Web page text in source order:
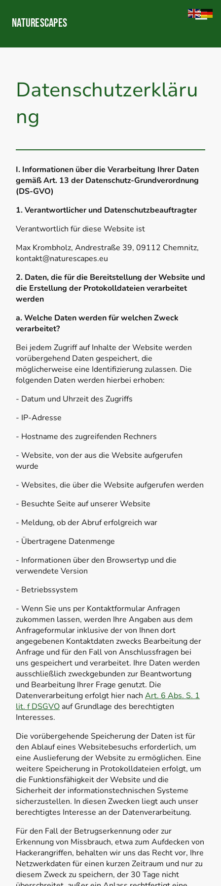
NATURESCAPES
Datenschutzerkläru
ng
I. Informationen über die Verarbeitung Ihrer Daten
gemäß Art. 13 der Datenschutz-Grundverordnung
(DS-GVO)
1. Verantwortlicher und Datenschutzbeauftragter
Verantwortlich für diese Website ist
Max Krombholz, Andrestraße 39, 09112 Chemnitz,
kontakt@naturescapes.eu
2. Daten, die für die Bereitstellung der Website und
die Erstellung der Protokolldateien verarbeitet
werden
a. Welche Daten werden für welchen Zweck
verarbeitet?
Bei jedem Zugriff auf Inhalte der Website werden
vorübergehend Daten gespeichert, die
möglicherweise eine Identifizierung zulassen. Die
folgenden Daten werden hierbei erhoben:
- Datum und Uhrzeit des Zugriffs
- IP-Adresse
- Hostname des zugreifenden Rechners
- Website, von der aus die Website aufgerufen
wurde
- Websites, die über die Website aufgerufen werden
- Besuchte Seite auf unserer Website
- Meldung, ob der Abruf erfolgreich war
- Übertragene Datenmenge
- Informationen über den Browsertyp und die
verwendete Version
- Betriebssystem
- Wenn Sie uns per Kontaktformular Anfragen
zukommen lassen, werden Ihre Angaben aus dem
Anfrageformular inklusive der von Ihnen dort
angegebenen Kontaktdaten zwecks Bearbeitung der
Anfrage und für den Fall von Anschlussfragen bei
uns gespeichert und verarbeitet. Ihre Daten werden
ausschließlich zweckgebunden zur Beantwortung
und Bearbeitung Ihrer Frage genutzt. Die
Datenverarbeitung erfolgt hier nach Art. 6 Abs. S. 1
lit. f DSGVO auf Grundlage des berechtigten
Interesses.
Die vorübergehende Speicherung der Daten ist für
den Ablauf eines Websitebesuchs erforderlich, um
eine Auslieferung der Website zu ermöglichen. Eine
weitere Speicherung in Protokolldateien erfolgt, um
die Funktionsfähigkeit der Website und die
Sicherheit der informationstechnischen Systeme
sicherzustellen. In diesen Zwecken liegt auch unser
berechtigtes Interesse an der Datenverarbeitung.
Für den Fall der Betrugserkennung oder zur
Erkennung von Missbrauch, etwa zum Aufdecken von
Hackerangriffen, behalten wir uns das Recht vor, Ihre
Netzwerkdaten für einen kurzen Zeitraum und nur zu
diesem Zweck zu speichern, der 30 Tage nicht